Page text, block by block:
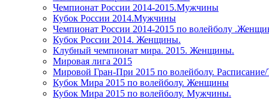
Чемпионат России 2014-2015.Мужчины
Кубок России 2014.Мужчины
Чемпионат России 2014-2015 по волейболу
Кубок России 2014. Женщины.
Клубный чемпионат мира. 2015. Женщины.
Мировая лига 2015
Мировой Гран-При 2015 по волейболу.
Кубок Мира 2015 по волейболу. Женщины
Кубок Мира 2015 по волейболу. Мужчины.